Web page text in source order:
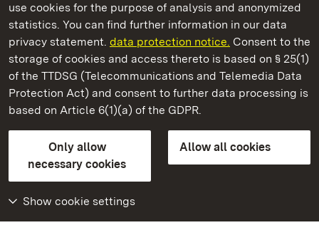
use cookies for the purpose of analysis and anonymized
statistics. You can find further information in our data
privacy statement. data protection notice. Consent to the
storage of cookies and access thereto is based on § 25(1)
of the TTDSG (Telecommunications and Telemedia Data
Protection Act) and consent to further data processing is
based on Article 6(1)(a) of the GDPR.
Only allow
necessary cookies
Allow all cookies
Show cookie settings
State Palaces and Gardens of Baden-Wuerttemberg
Staatliche Schlösser und Gärten Baden‑Württemberg
State Palaces and Gardens of Baden-Wuerttemberg
Contact usFAQMasthead
Declaration on barrier-free access
BITV-konform (geprüfte Seiten)